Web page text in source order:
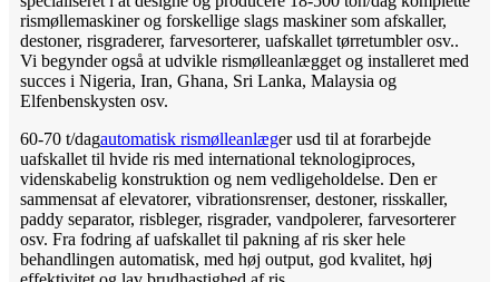
rismøllemaskiner og forskellige slags maskiner som afskaller,
destoner, risgraderer, farvesorterer, uafskallet tørretumbler osv..
Vi begynder også at udvikle rismølleanlægget og installeret med
succes i Nigeria, Iran, Ghana, Sri Lanka, Malaysia og
Elfenbenskysten osv.
60-70 t/dagautomatisk rismølleanlæger usd til at forarbejde
uafskallet til hvide ris med international teknologiproces,
videnskabelig konstruktion og nem vedligeholdelse. Den er
sammensat af elevatorer, vibrationsrenser, destoner, risskaller,
paddy separator, risbleger, risgrader, vandpolerer, farvesorterer
osv. Fra fodring af uafskallet til pakning af ris sker hele
behandlingen automatisk, med høj output, god kvalitet, høj